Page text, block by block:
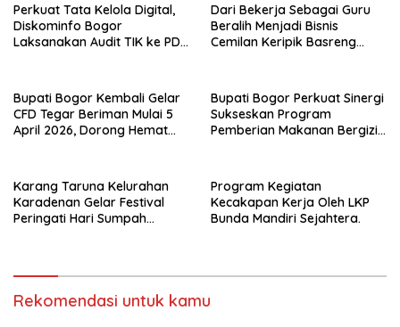
Perkuat Tata Kelola Digital,
Diskominfo Bogor
Laksanakan Audit TIK ke PD
Dari Bekerja Sebagai Guru
Beralih Menjadi Bisnis
Cemilan Keripik Basreng
Bupati Bogor Kembali Gelar
CFD Tegar Beriman Mulai 5
April 2026, Dorong Hemat
Bupati Bogor Perkuat Sinergi
Sukseskan Program
Pemberian Makanan Bergizi
Karang Taruna Kelurahan
Karadenan Gelar Festival
Peringati Hari Sumpah
Program Kegiatan
Kecakapan Kerja Oleh LKP
Bunda Mandiri Sejahtera.
Rekomendasi untuk kamu